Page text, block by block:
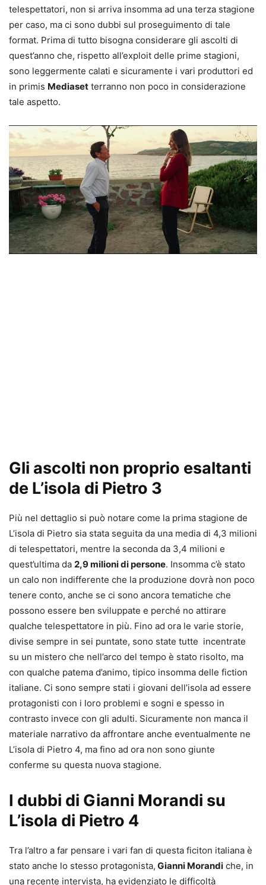
telespettatori, non si arriva insomma ad una terza stagione
per caso, ma ci sono dubbi sul proseguimento di tale
format. Prima di tutto bisogna considerare gli ascolti di
quest’anno che, rispetto all’exploit delle prime stagioni,
sono leggermente calati e sicuramente i vari produttori ed
in primis Mediaset terranno non poco in considerazione
tale aspetto.
Gli ascolti non proprio esaltanti
de L’isola di Pietro 3
Più nel dettaglio si può notare come la prima stagione de
L’isola di Pietro sia stata seguita da una media di 4,3 milioni
di telespettatori, mentre la seconda da 3,4 milioni e
quest’ultima da 2,9 milioni di persone. Insomma c’è stato
un calo non indifferente che la produzione dovrà non poco
tenere conto, anche se ci sono ancora tematiche che
possono essere ben sviluppate e perché no attirare
qualche telespettatore in più. Fino ad ora le varie storie,
divise sempre in sei puntate, sono state tutte incentrate
su un mistero che nell’arco del tempo è stato risolto, ma
con qualche patema d’animo, tipico insomma delle fiction
italiane. Ci sono sempre stati i giovani dell’isola ad essere
protagonisti con i loro problemi e sogni e spesso in
contrasto invece con gli adulti. Sicuramente non manca il
materiale narrativo da affrontare anche eventualmente ne
L’isola di Pietro 4, ma fino ad ora non sono giunte
conferme su questa nuova stagione.
I dubbi di Gianni Morandi su
L’isola di Pietro 4
Tra l’altro a far pensare i vari fan di questa ficiton italiana è
stato anche lo stesso protagonista, Gianni Morandi che, in
una recente intervista, ha evidenziato le difficoltà